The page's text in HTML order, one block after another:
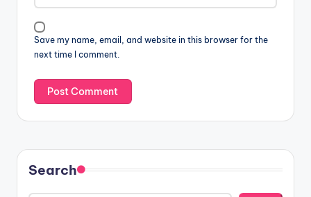
Save my name, email, and website in this browser for the
next time I comment.
Search